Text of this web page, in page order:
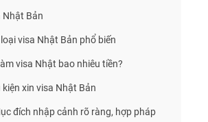
Nhật Bản
visa Nhật Bản phổ biến
visa Nhật bao nhiêu tiền?
kiện xin visa Nhật Bản
đích nhập cảnh rõ ràng, hợp pháp